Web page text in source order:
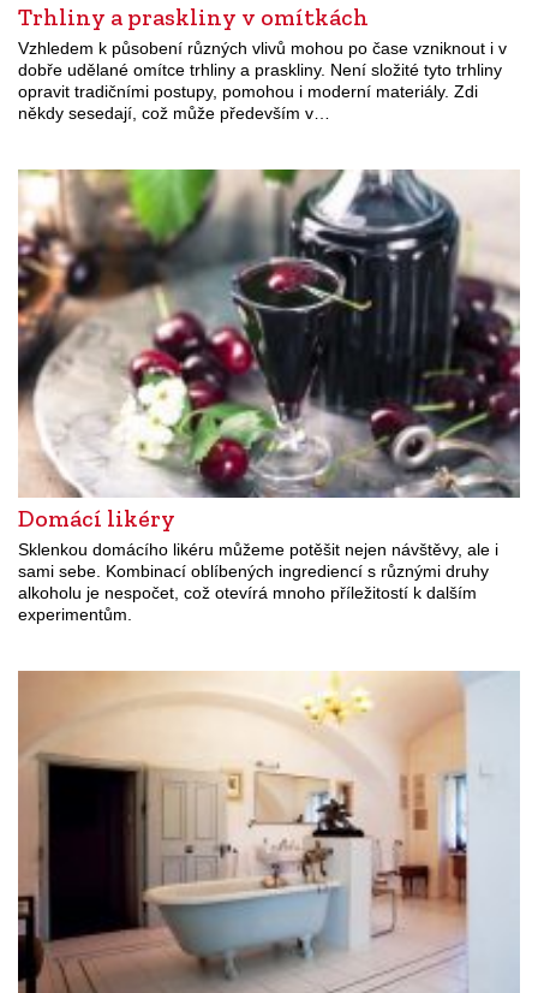
Trhliny a praskliny v omítkách
Vzhledem k působení různých vlivů mohou po čase vzniknout i v
dobře udělané omítce trhliny a praskliny. Není složité tyto trhliny
opravit tradičními postupy, pomohou i moderní materiály. Zdi
někdy sesedají, což může především v…
Domácí likéry
Sklenkou domácího likéru můžeme potěšit nejen návštěvy, ale i
sami sebe. Kombinací oblíbených ingrediencí s různými druhy
alkoholu je nespočet, což otevírá mnoho příležitostí k dalším
experimentům.